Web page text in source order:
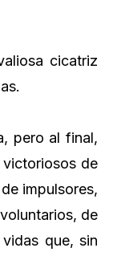
cicatriz
pero al final,
de
impulsores,
de
que, sin